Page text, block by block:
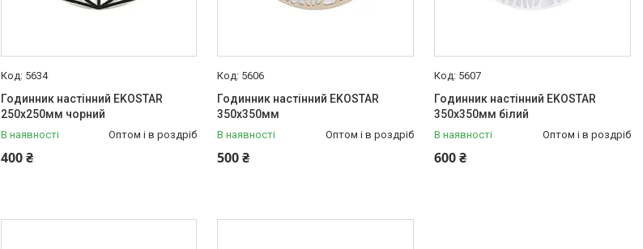
5634
Годинник настінний EKOSTAR
250х250мм чорний
В наявності Оптом і в роздріб
400 ₴
5606
Годинник настінний EKOSTAR
350х350мм
В наявності Оптом і в роздріб
500 ₴
5607
Годинник настінний EKOSTAR
350х350мм білий
В наявності Оптом і в роздріб
600 ₴